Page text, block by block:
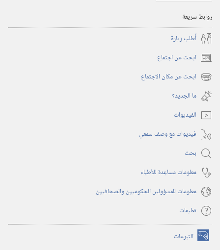
روابط سريعة
أُطلب زيارة
ابحث عن اجتماع (يفتح
نافذة ابحث عن مكان الاجتماع (يفتح
نافذة
جديدة)
ما الجديد؟‏
الفيديوات
فيديوات مع وصف سمعي
بحث
معلومات مساعِدة للأطباء
معلومات للمسؤولين الحكوميين والصحافيين
تعليمات
التبرعات (يفتح